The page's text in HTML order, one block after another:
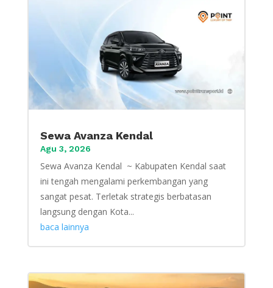
Sewa Avanza Kendal
Agu 3, 2026
Sewa Avanza Kendal ~ Kabupaten Kendal saat
ini tengah mengalami perkembangan yang
sangat pesat. Terletak strategis berbatasan
langsung dengan Kota...
baca lainnya